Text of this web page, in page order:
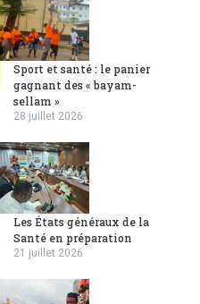
Sport et santé : le panier
gagnant des « bayam-
sellam »
28 juillet 2026
Les États généraux de la
Santé en préparation
21 juillet 2026